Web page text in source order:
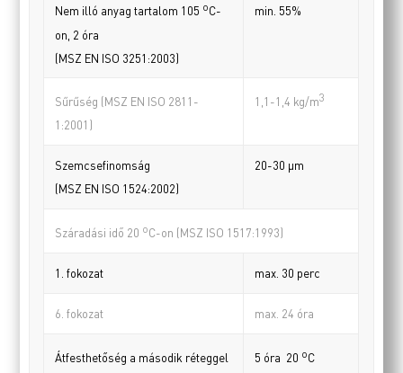
Nem illó anyag tartalom 105 oC-
on, 2 óra
(MSZ EN ISO 3251:2003)
min. 55%
Sűrűség (MSZ EN ISO 2811-
1:2001)
1,1-1,4 kg/m3
Szemcsefinomság
(MSZ EN ISO 1524:2002)
20-30 µm
Száradási idő 20 oC-on (MSZ ISO 1517:1993)
1. fokozat max. 30 perc
6. fokozat max. 24 óra
Átfesthetőség a második réteggel
5 óra 20 oC